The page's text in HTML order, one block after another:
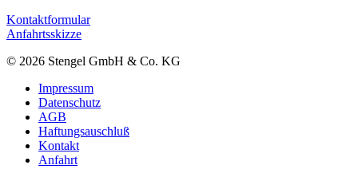
Kontaktformular
Anfahrtsskizze
© 2026 Stengel GmbH & Co. KG
Impressum
Datenschutz
AGB
Haftungsauschluß
Kontakt
Anfahrt